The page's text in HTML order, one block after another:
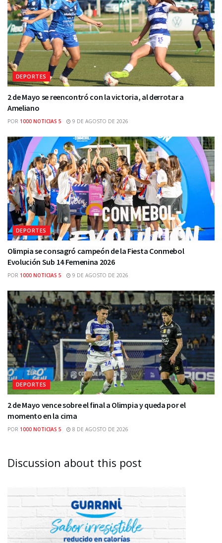
DEPORTES
2 de Mayo se reencontró con la victoria, al derrotar a
Ameliano
POR 1000 NOTICIAS 5 9 DE AGOSTO DE 2026
DEPORTES
Olimpia se consagró campeón de la Fiesta Conmebol
Evolución Sub 14 Femenina 2026
POR 1000 NOTICIAS 5 9 DE AGOSTO DE 2026
DEPORTES
2 de Mayo vence sobre el final a Olimpia y queda por el
momento en la cima
POR 1000 NOTICIAS 5 8 DE AGOSTO DE 2026
Discussion about this post